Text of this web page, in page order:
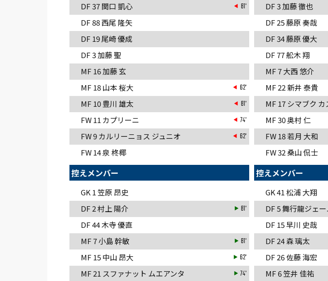
DF 37関口 凱心 81'
DF 88西尾 隆矢
DF 19尾崎 優成
DF 3加藤 聖
MF 16加藤 玄
MF 18山本 桜大 62'
MF 10豊川 雄太 81'
FW 11 カプリーニ 74'
FW 9カルリーニョス ジュニオ 62'
FW 14泉 柊椰
控えメンバー
GK 1笠原 昂史
DF 2村上 陽介 81'
DF 44木寺 優直
MF 7小島 幹敏 81'
MF 15中山 昂大 62'
MF 21 スファナット ムエアンタ 74'
DF 3 加藤 徹也
DF 25 藤原 奏哉
DF 34 藤原 優大
DF 77 舩木 翔
MF 7 大西 悠介
MF 22 新井 泰貴
MF 17 シマブク カ
MF 30 奥村 仁
FW 18 若月 大和
FW 32 桑山 侃士
控えメンバー
GK 41 松浦 大翔
DF 5 舞行龍ジェ
DF 15 早川 史哉
DF 24 森 璃太
DF 26 佐藤 海宏
MF 6 笠井 佳祐